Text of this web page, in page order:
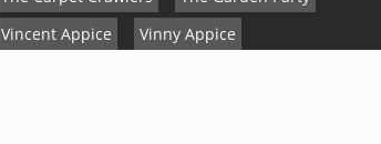
Vincent Appice
Vinny Appice